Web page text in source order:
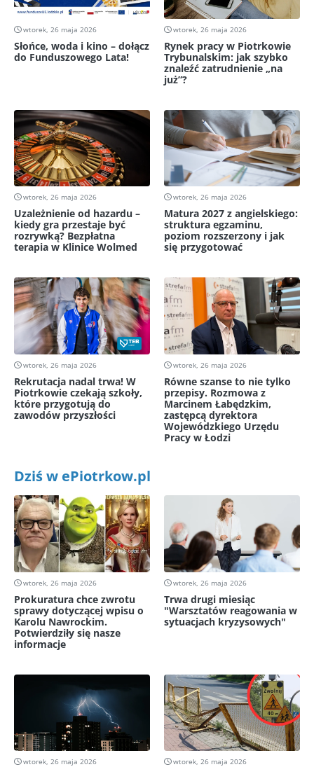
wtorek, 26 maja 2026
Słońce, woda i kino – dołącz
do Funduszowego Lata!
wtorek, 26 maja 2026
Rynek pracy w Piotrkowie
Trybunalskim: jak szybko
znaleźć zatrudnienie „na
już”?
wtorek, 26 maja 2026
Uzależnienie od hazardu –
kiedy gra przestaje być
rozrywką? Bezpłatna
terapia w Klinice Wolmed
wtorek, 26 maja 2026
Matura 2027 z angielskiego:
struktura egzaminu,
poziom rozszerzony i jak
się przygotować
wtorek, 26 maja 2026
Rekrutacja nadal trwa! W
Piotrkowie czekają szkoły,
które przygotują do
zawodów przyszłości
wtorek, 26 maja 2026
Równe szanse to nie tylko
przepisy. Rozmowa z
Marcinem Łabędzkim,
zastępcą dyrektora
Wojewódzkiego Urzędu
Pracy w Łodzi
Dziś w ePiotrkow.pl
wtorek, 26 maja 2026
Prokuratura chce zwrotu
sprawy dotyczącej wpisu o
Karolu Nawrockim.
Potwierdziły się nasze
informacje
wtorek, 26 maja 2026
Trwa drugi miesiąc
"Warsztatów reagowania w
sytuacjach kryzysowych"
wtorek, 26 maja 2026 wtorek, 26 maja 2026